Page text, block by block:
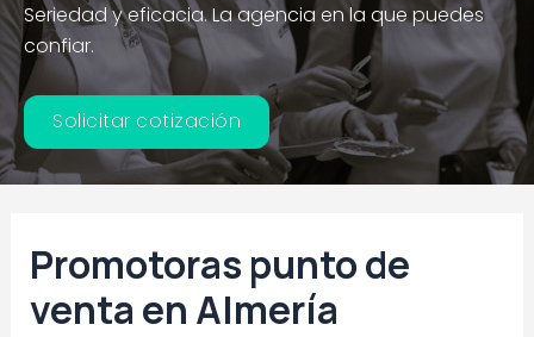
Seriedad y eficacia. La agencia en la que puedes
confiar.
Solicitar cotización
Promotoras punto de
venta en Almería